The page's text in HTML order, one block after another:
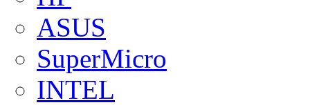
ASUS
SuperMicro
INTEL